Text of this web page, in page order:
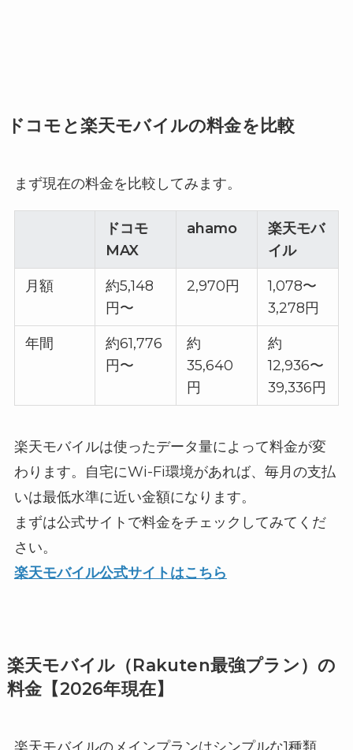
ドコモと楽天モバイルの料金を比較
まず現在の料金を比較してみます。
ドコモ
MAX
ahamo
楽天モバ
イル
月額
約5,148
円〜
2,970円
1,078〜
3,278円
年間
約61,776
円〜
約
35,640
円
約
12,936〜
39,336円
楽天モバイルは使ったデータ量によって料金が変
わります。自宅にWi-Fi環境があれば、毎月の支払
いは最低水準に近い金額になります。
まずは公式サイトで料金をチェックしてみてくだ
さい。
楽天モバイル公式サイトはこちら
楽天モバイル（Rakuten最強プラン）の
料金【2026年現在】
楽天モバイルのメインプランはシンプルな1種類。